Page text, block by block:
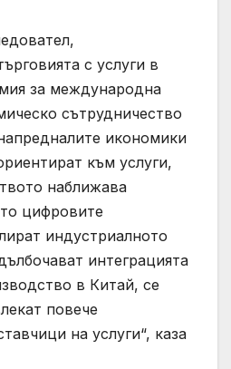
с услуги в
за международна
сътрудничество
икономики
към услуги,
наближава
цифровите
индустриалното
интеграцията
в Китай, се
повече
на услуги“, каза